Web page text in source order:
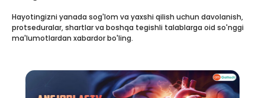
Hayotingizni yanada sog'lom va yaxshi qilish uchun davolanish,
protseduralar, shartlar va boshqa tegishli talablarga oid so'nggi
ma'lumotlardan xabardor bo'ling.